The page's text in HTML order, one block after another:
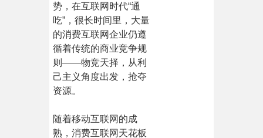
势，在互联网时代“通
吃”，很长时间里，大量
的消费互联网企业仍遵
循着传统的商业竞争规
则——物竞天择，从利
己主义角度出发，抢夺
资源。
随着移动互联网的成
熟，消费互联网天花板